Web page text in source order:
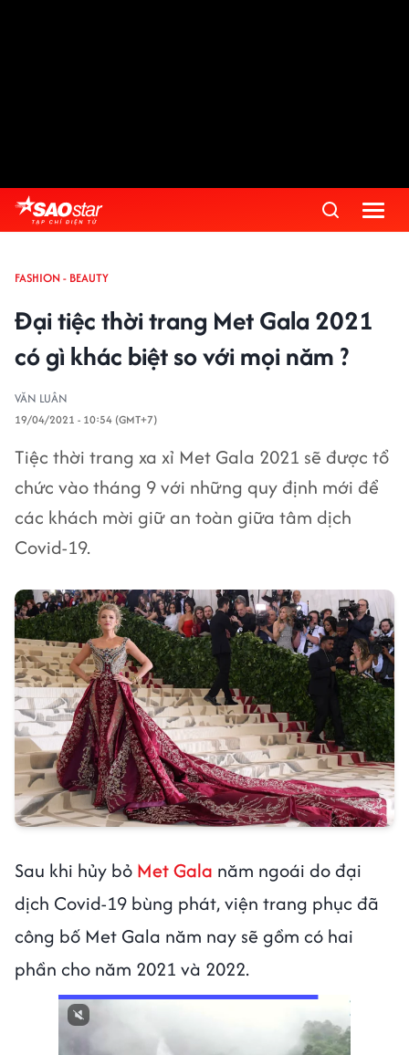
FASHION - BEAUTY
Đại tiệc thời trang Met Gala 2021
có gì khác biệt so với mọi năm ?
VĂN LUÂN
19/04/2021 - 10:54 (GMT+7)
Tiệc thời trang xa xỉ Met Gala 2021 sẽ được tổ
chức vào tháng 9 với những quy định mới để
các khách mời giữ an toàn giữa tâm dịch
Covid-19.
Sau khi hủy bỏ Met Gala năm ngoái do đại
dịch Covid-19 bùng phát, viện trang phục đã
công bố Met Gala năm nay sẽ gồm có hai
phần cho năm 2021 và 2022.